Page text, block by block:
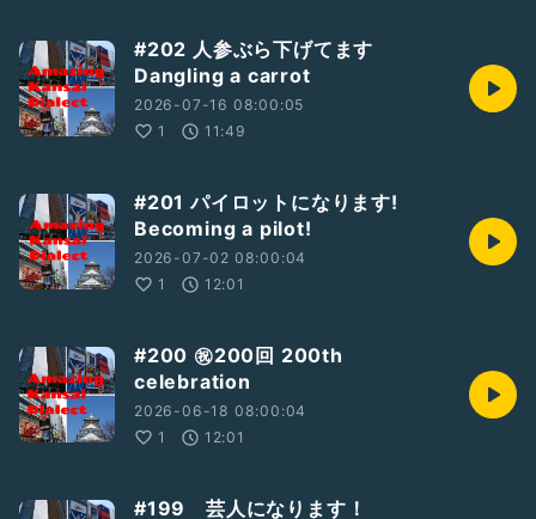
#202 人参ぶら下げてます
Dangling a carrot
2026-07-16 08:00:05
1
11:49
#201 パイロットになります!
Becoming a pilot!
2026-07-02 08:00:04
1
12:01
#200 ㊗️200回 200th
celebration
2026-06-18 08:00:04
1
12:01
#199 芸人になります！